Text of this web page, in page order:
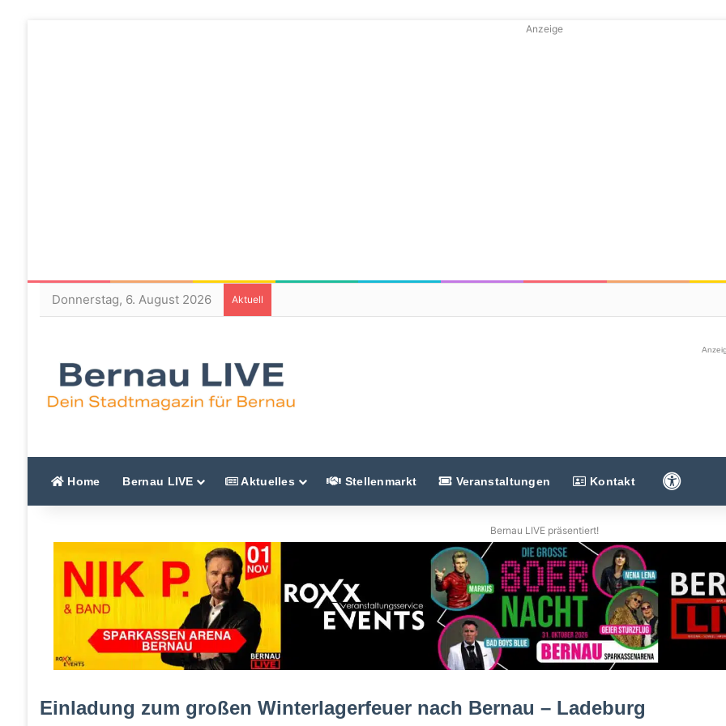
Anzeige
Donnerstag, 6. August 2026 Aktuell
Home Bernau LIVE Aktuelles Stellenmarkt Veranstaltungen Kontakt
Bernau LIVE präsentiert!
Einladung zum großen Winterlagerfeuer nach Bernau – Ladeburg